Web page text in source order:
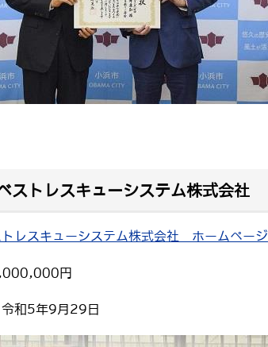
ストレスキューシステム株式会社
トレスキューシステム株式会社 ホームページ
円
令和5年9月29日